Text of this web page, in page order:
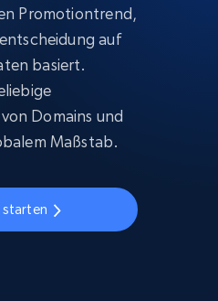
Promotiontrend,
auf
basiert.
Domains und
Maßstab.
starten